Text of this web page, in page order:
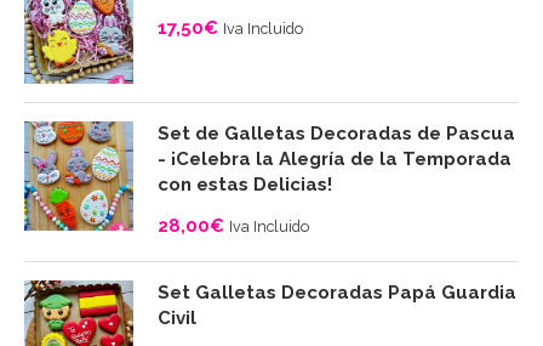
17,50€ Iva Incluido
Set de Galletas Decoradas de Pascua
- ¡Celebra la Alegría de la Temporada
con estas Delicias!
28,00€ Iva Incluido
Set Galletas Decoradas Papá Guardia
Civil